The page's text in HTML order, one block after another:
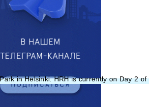
in Helsinki. HRH is currently on Day 2